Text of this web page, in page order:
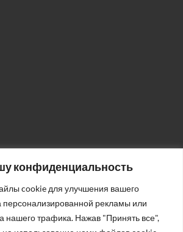
конфиденциальность
cookie для улучшения вашего
персонализированной рекламы или
нашего трафика. Нажав "Принять все",
на сайте